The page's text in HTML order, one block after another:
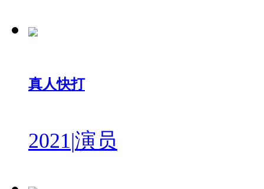
真人快打
2021|演员